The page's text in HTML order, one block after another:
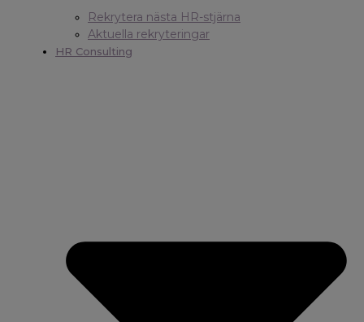
Rekrytera nästa HR-stjärna
Aktuella rekryteringar
HR Consulting